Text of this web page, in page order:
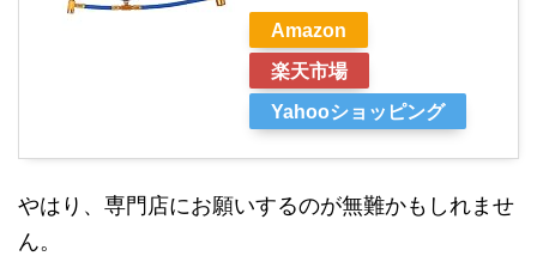
Amazon
楽天市場
Yahooショッピング
やはり、専門店にお願いするのが無難かもしれませ
ん。